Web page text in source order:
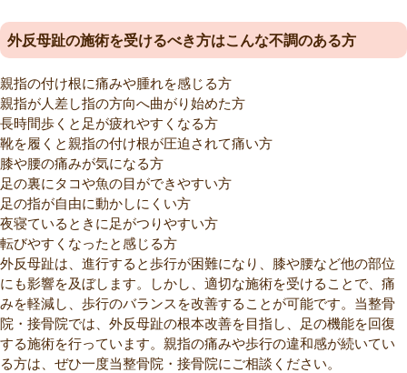
外反母趾の施術を受けるべき方はこんな不調のある方
親指の付け根に痛みや腫れを感じる方
親指が人差し指の方向へ曲がり始めた方
長時間歩くと足が疲れやすくなる方
靴を履くと親指の付け根が圧迫されて痛い方
膝や腰の痛みが気になる方
足の裏にタコや魚の目ができやすい方
足の指が自由に動かしにくい方
夜寝ているときに足がつりやすい方
転びやすくなったと感じる方
外反母趾は、進行すると歩行が困難になり、膝や腰など他の部位
にも影響を及ぼします。しかし、適切な施術を受けることで、痛
みを軽減し、歩行のバランスを改善することが可能です。当整骨
院・接骨院では、外反母趾の根本改善を目指し、足の機能を回復
する施術を行っています。親指の痛みや歩行の違和感が続いてい
る方は、ぜひ一度当整骨院・接骨院にご相談ください。